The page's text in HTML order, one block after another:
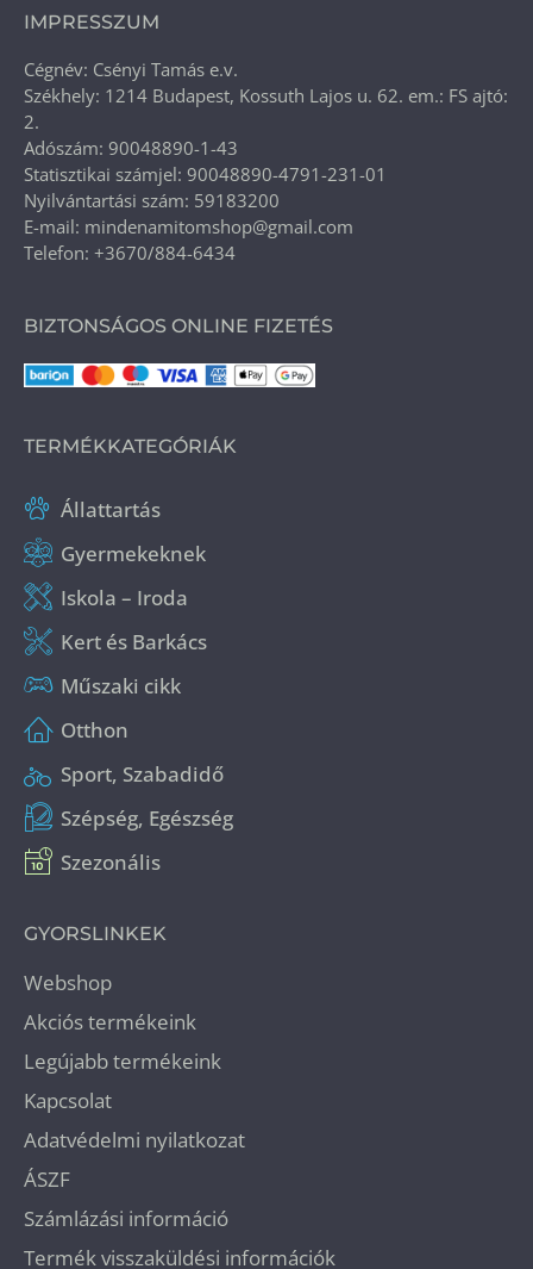
IMPRESSZUM
Cégnév: Csényi Tamás e.v.
Székhely: 1214 Budapest, Kossuth Lajos u. 62. em.: FS ajtó:
2.
Adószám: 90048890-1-43
Statisztikai számjel: 90048890-4791-231-01
Nyilvántartási szám: 59183200
E-mail: mindenamitomshop@gmail.com
Telefon: +3670/884-6434
BIZTONSÁGOS ONLINE FIZETÉS
TERMÉKKATEGÓRIÁK
Állattartás
Gyermekeknek
Iskola – Iroda
Kert és Barkács
Műszaki cikk
Otthon
Sport, Szabadidő
Szépség, Egészség
Szezonális
GYORSLINKEK
Webshop
Akciós termékeink
Legújabb termékeink
Kapcsolat
Adatvédelmi nyilatkozat
ÁSZF
Számlázási információ
Termék visszaküldési információk